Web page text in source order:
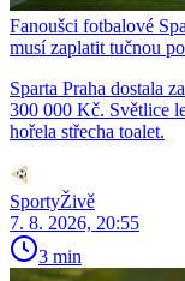
Fanoušci fotbalové
musí zaplatit tučnou
Sparta Praha dostala
300 000 Kč. Světlice
hořela střecha toalet.
SportyŽivě
7. 8. 2026, 20:55
3 min